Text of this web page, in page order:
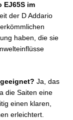
EJ65S im
der D Addario
haben, die sie
Ja, das
die Saiten eine
einen klaren,
erleichtert.